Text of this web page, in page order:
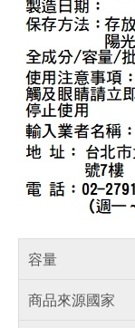
容量
商品來源國家